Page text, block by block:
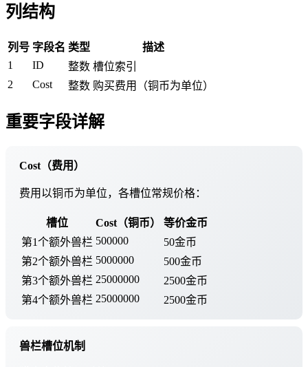
列结构
列号 字段名 类型
描述
1
ID 整数 槽位索引
2
Cost 整数 购买费用（铜币为单位）
重要字段详解
Cost（费用）
费用以铜币为单位，各槽位常规价格：
槽位 Cost（铜币）
等价金币
第1个额外兽栏 500000
50金币
第2个额外兽栏 5000000
500金币
第3个额外兽栏 25000000
2500金币
第4个额外兽栏 25000000 2500金币
兽栏槽位机制